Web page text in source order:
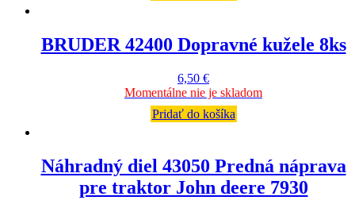
BRUDER 42400 Dopravné kužele 8ks
6,50 €
Momentálne nie je skladom
Pridať do košíka
Náhradný diel 43050 Predná náprava
pre traktor John deere 7930